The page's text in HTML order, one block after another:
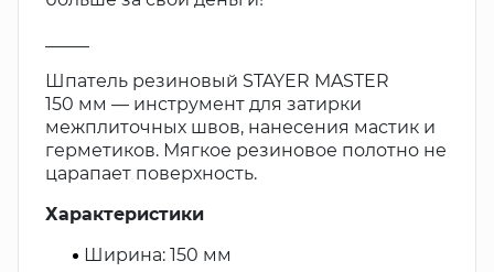
Шпатель резиновый STAYER MASTER
150 мм — инструмент для затирки
межплиточных швов, нанесения мастик и
герметиков. Мягкое резиновое полотно не
царапает поверхность.
Характеристики
Ширина: 150 мм